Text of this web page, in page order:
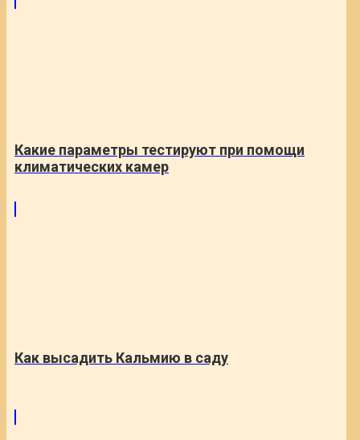
Какие параметры тестируют при помощи
климатических камер
Как высадить Кальмию в саду